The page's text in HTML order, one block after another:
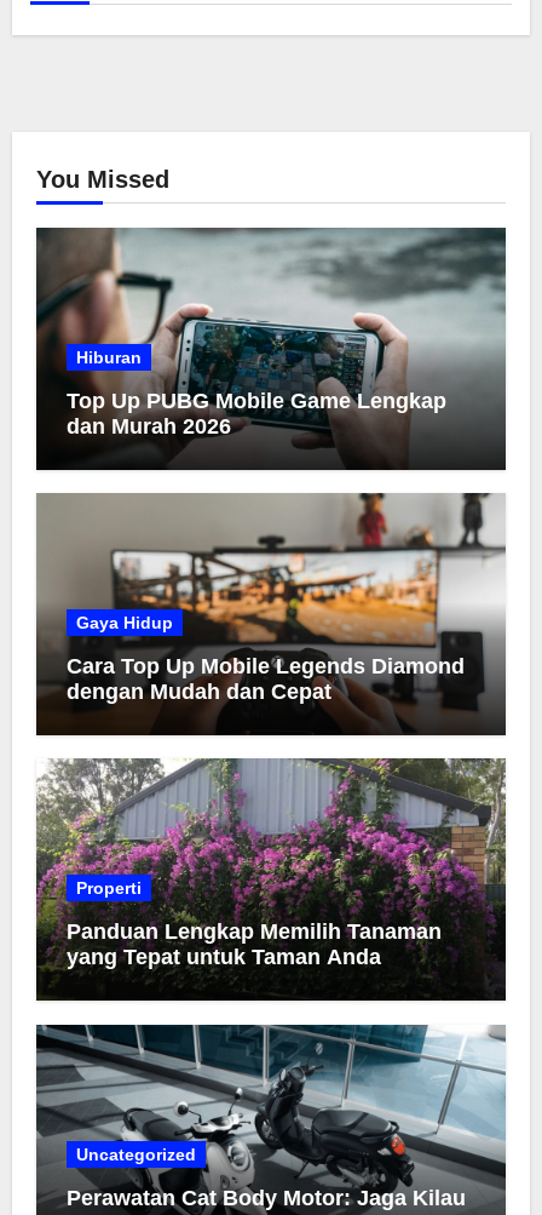
You Missed
Hiburan
Top Up PUBG Mobile Game Lengkap
dan Murah 2026
Gaya Hidup
Cara Top Up Mobile Legends Diamond
dengan Mudah dan Cepat
Properti
Panduan Lengkap Memilih Tanaman
yang Tepat untuk Taman Anda
Uncategorized
Perawatan Cat Body Motor: Jaga Kilau